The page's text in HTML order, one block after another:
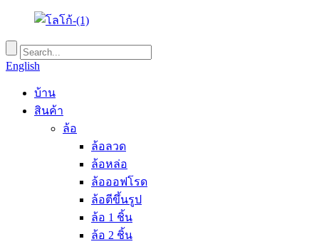
English
บ้าน
สินค้า
ล้อ
ล้อลวด
ล้อหล่อ
ล้อออฟโรด
ล้อตีขึ้นรูป
ล้อ 1 ชิ้น
ล้อ 2 ชิ้น